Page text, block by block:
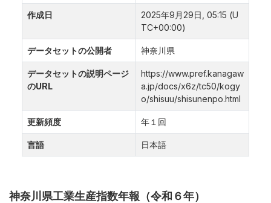
神奈川県工業生産指数年報（令和６年）
作成日
2025年9月29日, 05:15 (U
TC+00:00)
データセットの公開者 神奈川県
データセットの説明ページ
のURL
https://www.pref.kanagaw
a.jp/docs/x6z/tc50/kogy
o/shisuu/shisunenpo.html
更新頻度 年１回
言語 日本語